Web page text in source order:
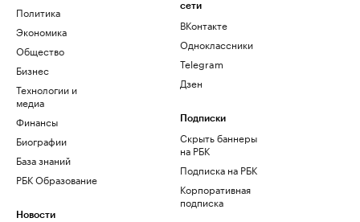
Политика
Экономика
Общество
Бизнес
Технологии и
медиа
Финансы
Биографии
База знаний
РБК Образование
Новости
сети
ВКонтакте
Одноклассники
Telegram
Дзен
Подписки
Скрыть баннеры
на РБК
Подписка на РБК
Корпоративная
подписка